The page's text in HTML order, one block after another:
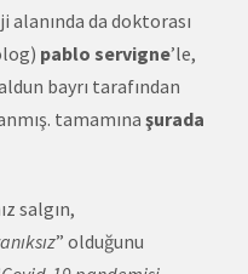
alanında da doktorası
pablo servigne’le,
bayrı tarafından
tamamına şurada
salgın,
” olduğunu